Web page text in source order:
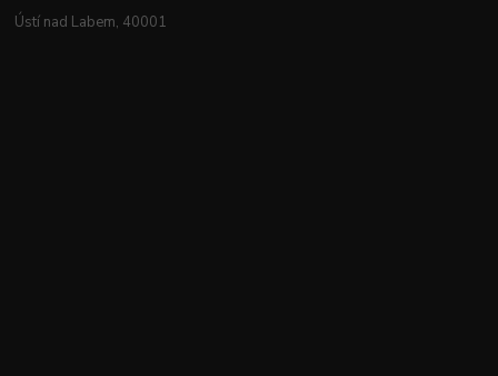
Ústí nad Labem, 40001